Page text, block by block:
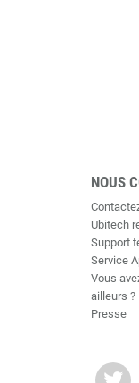
NOUS
Ubitech
Support
Service
Vous
ailleurs ?
Presse